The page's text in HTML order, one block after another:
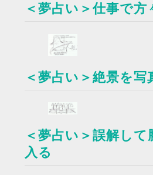
＜夢占い＞仕事で方
＜夢占い＞絶景を写
＜夢占い＞誤解して
入る